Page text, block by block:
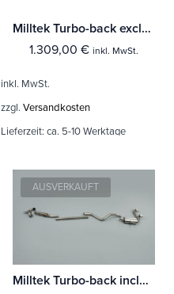
Milltek Turbo-back excluding Hi-Flow Sports Cat Renault Mégane Renaultsport 250 und 265 (including Cup)
1.309,00 € inkl. MwSt.
inkl. MwSt.
zzgl. Versandkosten
Lieferzeit: ca. 5-10 Werktage
AUSVERKAUFT
Milltek Turbo-back including Hi-Flow Sports Cat Renault Mégane Renaultsport 230 Renault F1 Team R26 / R26R